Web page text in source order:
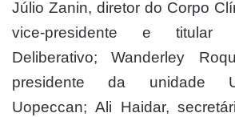
Júlio Zanin, diretor do Corpo
vice-presidente e titular
Deliberativo; Wanderley
presidente da unidade
Uopeccan; Ali Haidar,